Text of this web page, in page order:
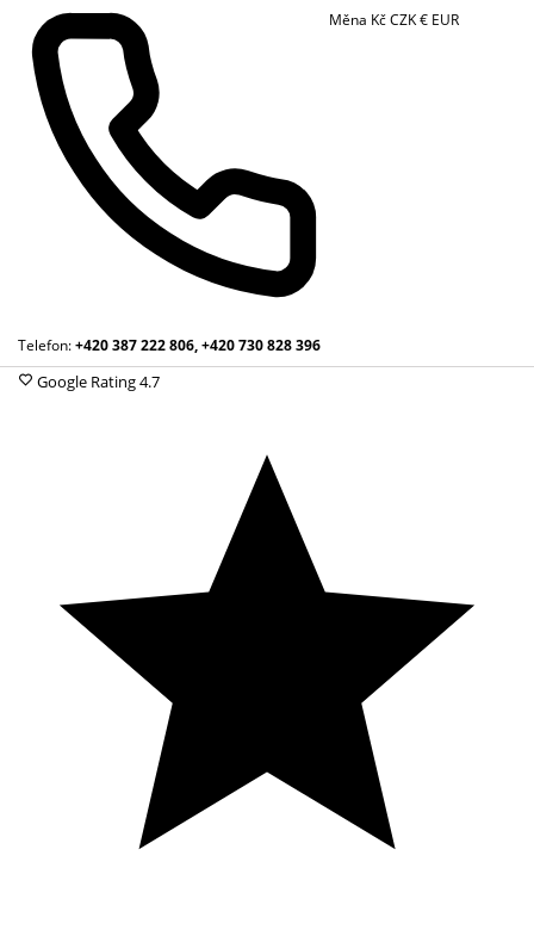
Telefon:+420 387 222 806, +420 730 828 396
Měna KčCZK€ EUR
Google Rating4.7